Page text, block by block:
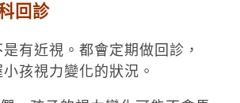
回診
有近視。都會定期做回診，
孩視力變化的狀況。